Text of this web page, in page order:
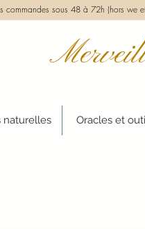
commandes sous 48 à 72h (hors we
naturelles Oracles et